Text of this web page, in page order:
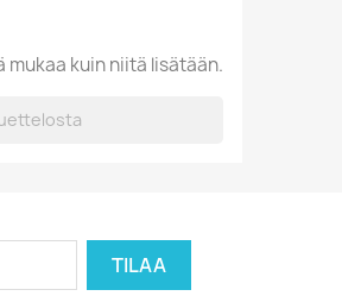
kuin niitä lisätään.